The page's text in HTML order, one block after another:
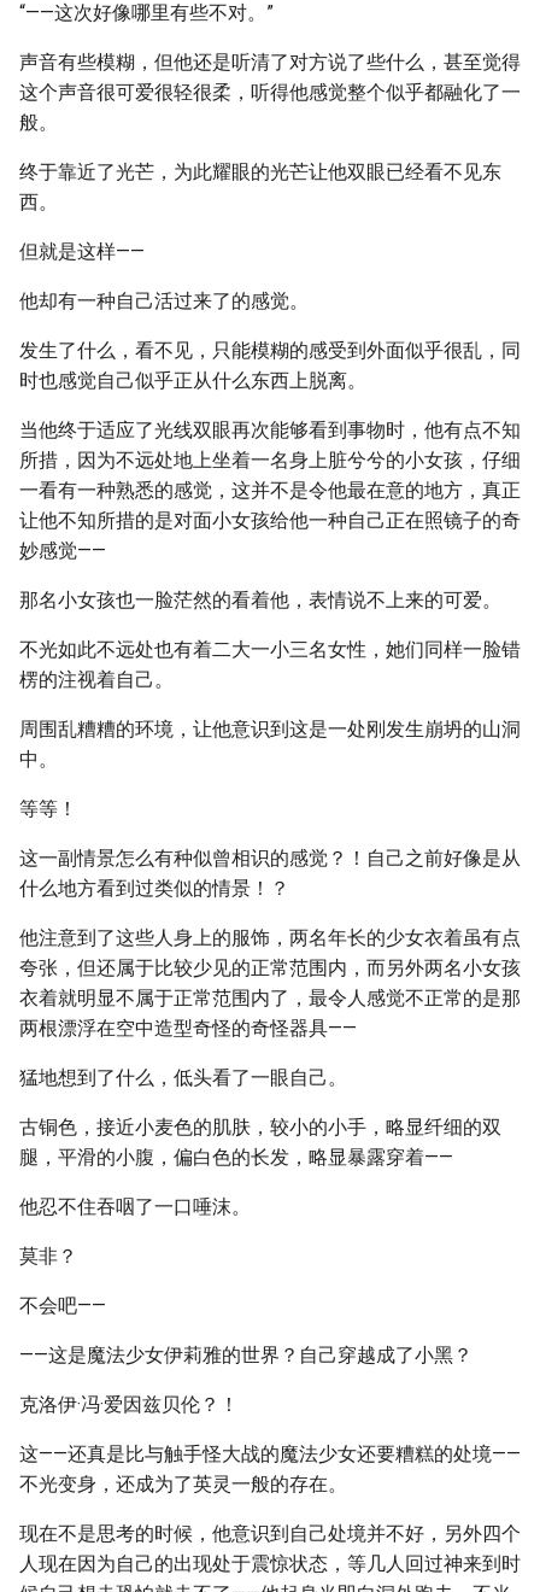
“——这次好像哪里有些不对。”
声音有些模糊，但他还是听清了对方说了些什么，甚至觉得
这个声音很可爱很轻很柔，听得他感觉整个似乎都融化了一
般。
终于靠近了光芒，为此耀眼的光芒让他双眼已经看不见东
西。
但就是这样——
他却有一种自己活过来了的感觉。
发生了什么，看不见，只能模糊的感受到外面似乎很乱，同
时也感觉自己似乎正从什么东西上脱离。
当他终于适应了光线双眼再次能够看到事物时，他有点不知
所措，因为不远处地上坐着一名身上脏兮兮的小女孩，仔细
一看有一种熟悉的感觉，这并不是令他最在意的地方，真正
让他不知所措的是对面小女孩给他一种自己正在照镜子的奇
妙感觉——
那名小女孩也一脸茫然的看着他，表情说不上来的可爱。
不光如此不远处也有着二大一小三名女性，她们同样一脸错
楞的注视着自己。
周围乱糟糟的环境，让他意识到这是一处刚发生崩坍的山洞
中。
等等！
这一副情景怎么有种似曾相识的感觉？！自己之前好像是从
什么地方看到过类似的情景！？
他注意到了这些人身上的服饰，两名年长的少女衣着虽有点
夸张，但还属于比较少见的正常范围内，而另外两名小女孩
衣着就明显不属于正常范围内了，最令人感觉不正常的是那
两根漂浮在空中造型奇怪的奇怪器具——
猛地想到了什么，低头看了一眼自己。
古铜色，接近小麦色的肌肤，较小的小手，略显纤细的双
腿，平滑的小腹，偏白色的长发，略显暴露穿着——
他忍不住吞咽了一口唾沫。
莫非？
不会吧——
——这是魔法少女伊莉雅的世界？自己穿越成了小黑？
克洛伊·冯·爱因兹贝伦？！
这——还真是比与触手怪大战的魔法少女还要糟糕的处境——
不光变身，还成为了英灵一般的存在。
现在不是思考的时候，他意识到自己处境并不好，另外四个
人现在因为自己的出现处于震惊状态，等几人回过神来到时